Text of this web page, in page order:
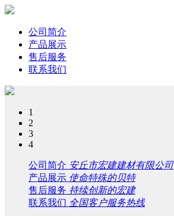
公司简介
产品展示
售后服务
联系我们
1
2
3
4
公司简介 安丘市宏建建材有限公司
产品展示 使命特殊的贝特
售后服务 持续创新的宏建
联系我们 全国客户服务热线